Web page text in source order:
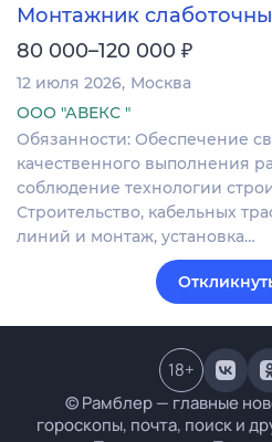
Монтажник
80 000–120 000 ₽
12 июля 2026 Москва
ООО "АВЕКС "
Обязанности: Обеспечение
качественного выполнения
соблюдение технологии
Строительство, кабельных
линий и монтаж, установка…
© Рамблер — главные
гороскопы, почта, поиск и
18+